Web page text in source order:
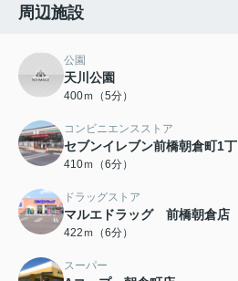
周辺施設
公園
天川公園
400ｍ（5分）
コンビニエンスストア
セブンイレブン前橋朝倉町1
410ｍ（6分）
ドラッグストア
マルエドラッグ 前橋朝倉店
422ｍ（6分）
スーパー